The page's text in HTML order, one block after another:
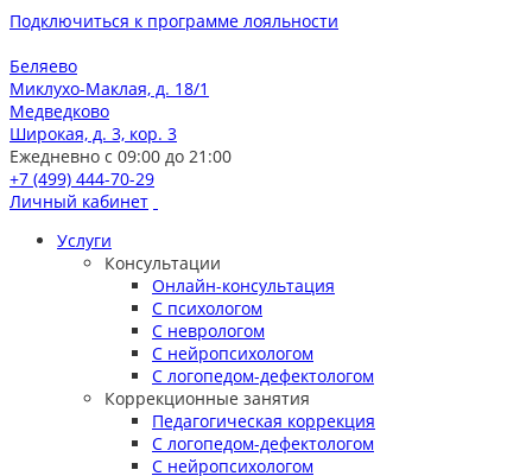
Подключиться к программе лояльности
Беляево
Миклухо-Маклая, д. 18/1
Медведково
Широкая, д. 3, кор. 3
Ежедневно с 09:00 до 21:00
+7 (499) 444-70-29
Личный кабинет
Услуги
Консультации
Онлайн-консультация
С психологом
С неврологом
С нейропсихологом
С логопедом-дефектологом
Коррекционные занятия
Педагогическая коррекция
С логопедом-дефектологом
С нейропсихологом